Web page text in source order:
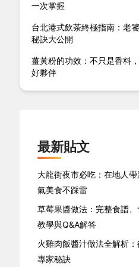
一次掌握
台北港式飲茶終極指南：老
秘訣大公開
薑黃粉的功效：不只是香料
好夥伴
最新貼文
大龍街夜市必吃：在地人
氣美食不踩雷
草莓果醬做法：完整食譜
教學與Q&A解答
火雞肉飯醬汁做法全解析
專家秘訣